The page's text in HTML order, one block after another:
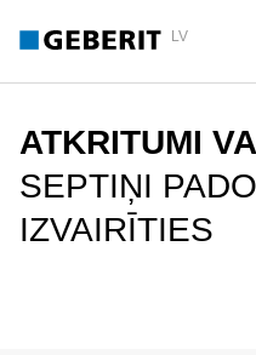
LV
ATKRITUMI
SEPTIŅI
IZVAIRĪTIES